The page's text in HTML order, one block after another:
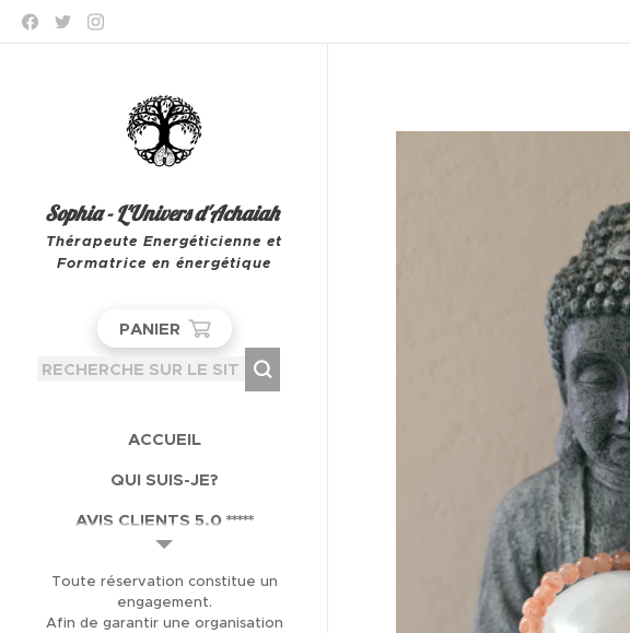
Sophia - L'Univers d'Achaiah
Thérapeute Energéticienne et
Formatrice en énergétique
PANIER
ACCUEIL
QUI SUIS-JE?
AVIS CLIENTS 5,0 *****
(137)
THÉRAPIE ET SOIN
ÉNERGÉTIQUE
Toute réservation constitue un
engagement.
Afin de garantir une organisation